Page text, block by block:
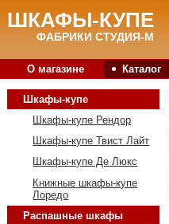
ШКАФЫ-КУПЕ
ФАБРИКИ СТУДИЯ-М
О магазине • Каталог
Шкафы-купе
Шкафы-купе Рендор
Шкафы-купе Твист Лайт
Шкафы-купе Де Люкс
Книжные шкафы-купе
Лоредо
Распашные шкафы